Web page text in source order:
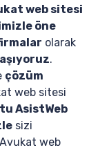
web sitesi
öne
olarak
.
çözüm
web sitesi
AsistWeb
sizi
web